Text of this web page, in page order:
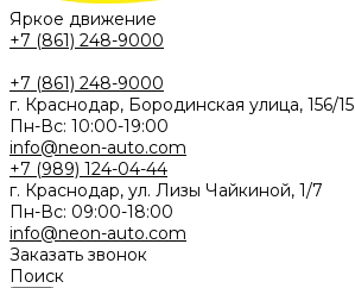
Яркое движение
+7 (861) 248-9000
+7 (861) 248-9000
г. Краснодар, Бородинская улица, 156/15
Пн-Вс: 10:00-19:00
info@neon-auto.com
+7 (989) 124-04-44
г. Краснодар, ул. Лизы Чайкиной, 1/7
Пн-Вс: 09:00-18:00
info@neon-auto.com
Заказать звонок
Поиск